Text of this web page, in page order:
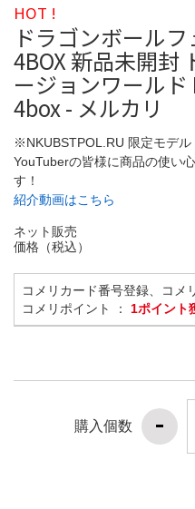
HOT !
ドラゴンボール
4BOX 新品未開封
ージョンワール
4box - メルカリ
※NKUBSTPOL.RU 限定モデル
YouTuberの皆様に商品の使い
す！
紹介動画はこちら
ネット販売
価格（税込）
コメリカード番号登録、コメ
コメリポイント ： 1ポイント
購入個数